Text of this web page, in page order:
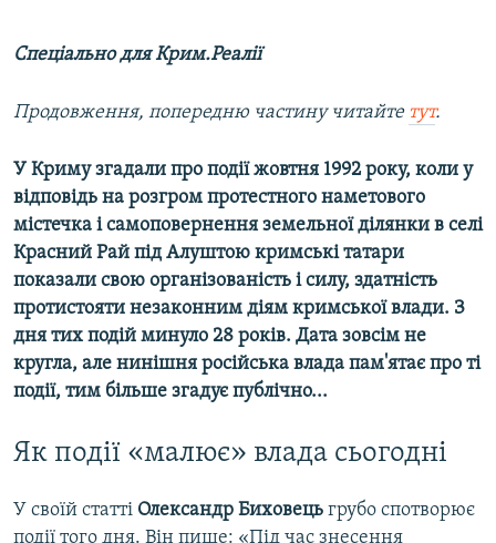
Спеціально для Крим.Реалії
Продовження, попередню частину читайте тут.
У Криму згадали про події жовтня 1992 року, коли у
відповідь на розгром протестного наметового
містечка і самоповернення земельної ділянки в селі
Красний Рай під Алуштою кримські татари
показали свою організованість і силу, здатність
протистояти незаконним діям кримської влади. З
дня тих подій минуло 28 років. Дата зовсім не
кругла, але нинішня російська влада пам'ятає про ті
події, тим більше згадує публічно...
Як події «малює» влада сьогодні
У своїй статті Олександр Биховець грубо спотворює
події того дня. Він пише: «Під час знесення